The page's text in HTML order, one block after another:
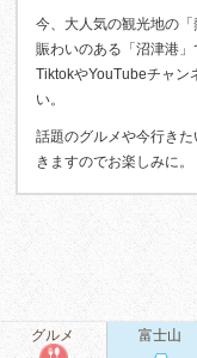
今、大人気の観光地の
賑わいのある「沼津港
TiktokやYouTubeチャン
い。
話題のグルメや今行き
きますのでお楽しみに。
グルメ 富士山